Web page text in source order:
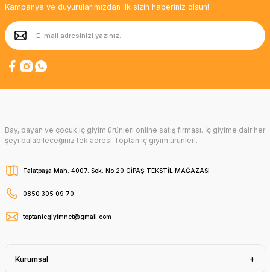
Kampanya ve duyurularımızdan ilk sizin haberiniz olsun!
Bay, bayan ve çocuk iç giyim ürünleri online satış firması. İç giyime dair her
şeyi bulabileceğiniz tek adres! Toptan iç giyim ürünleri.
Talatpaşa Mah. 4007. Sok. No:20 GİPAŞ TEKSTİL MAĞAZASI
0850 305 09 70
toptanicgiyimnet@gmail.com
Kurumsal